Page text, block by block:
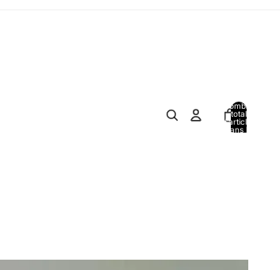
Nombre
total
d’articles
dans le